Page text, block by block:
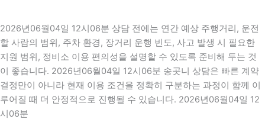
2026년06월04일 12시06분 상담 전에는 연간 예상 주행거리, 운전
할 사람의 범위, 주차 환경, 장거리 운행 빈도, 사고 발생 시 필요한
지원 범위, 정비소 이용 편의성을 설명할 수 있도록 준비해 두는 것
이 좋습니다. 2026년06월04일 12시06분 송곳니 상담은 빠른 계약
결정만이 아니라 현재 이용 조건을 정확히 구분하는 과정이 함께 이
루어질 때 더 안정적으로 진행될 수 있습니다. 2026년06월04일 12
시06분